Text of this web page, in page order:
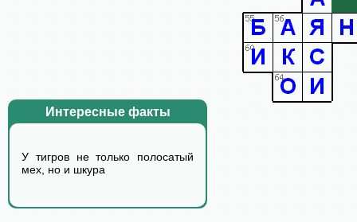
Интересные факты
У тигров не только полосатый
мех, но и шкура